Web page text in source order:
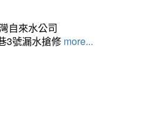
自來水公司
3號漏水搶修 more...